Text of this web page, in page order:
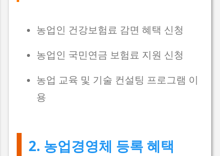
농업인 건강보험료 감면 혜택 신청
농업인 국민연금 보험료 지원 신청
농업 교육 및 기술 컨설팅 프로그램 이
용
2. 농업경영체 등록 혜택